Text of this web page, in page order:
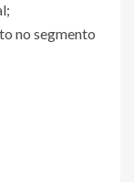
no segmento